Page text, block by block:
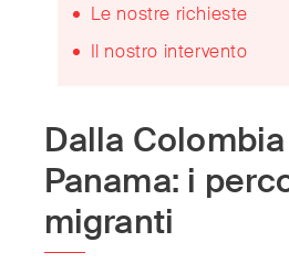
Le nostre richieste
Il nostro intervento
Dalla
Panama: i
migranti
Spain (Español)
Sweden (Svenska)
United Kingdom (English)
United Arab Emirates
United States